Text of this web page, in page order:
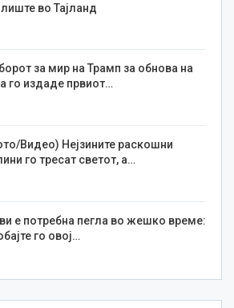
во Тајланд
за мир на Трамп за обнова на
го издаде првиот…
Видео) Нејзините раскошни
го тресат светот, а…
е потребна пегла во жешко време:
го овој…